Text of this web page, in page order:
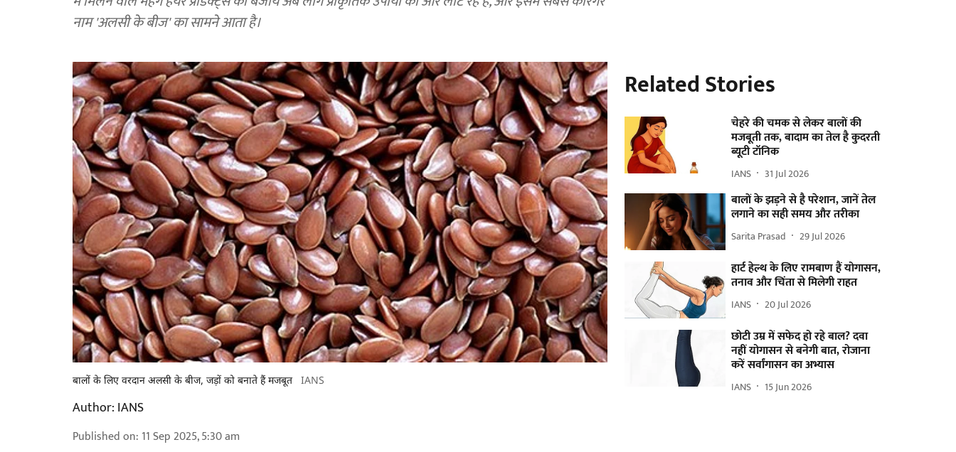
नाम 'अलसी के बीज' का सामने आता है।
बालों के लिए वरदान अलसी के बीज, जड़ों को बनाते हैं मजबूत IANS
Author: IANS
Published on: 11 Sep 2025, 5:30 am
Related Stories
चेहरे की चमक से लेकर बालों की
मजबूती तक, बादाम का तेल है कुदरती
ब्यूटी टॉनिक
IANS 31 Jul 2026
बालों के झड़ने से है परेशान, जानें तेल
लगाने का सही समय और तरीका
Sarita Prasad 29 Jul 2026
हार्ट हेल्थ के लिए रामबाण हैं योगासन,
तनाव और चिंता से मिलेगी राहत
IANS 20 Jul 2026
छोटी उम्र में सफेद हो रहे बाल? दवा
नहीं योगासन से बनेगी बात, रोजाना
करें सर्वांगासन का अभ्यास
IANS 15 Jun 2026